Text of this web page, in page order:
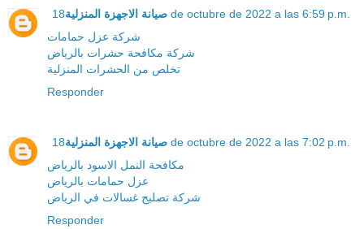
صيانة الاجهزة المنزلية 18 de octubre de 2022 a las 6:59 p.m.
شركة عزل حمامات
شركة مكافحة حشرات بالرياض
Responder
صيانة الاجهزة المنزلية 18 de octubre de 2022 a las 7:02 p.m.
مكافحة النمل الاسود بالرياض
عزل حمامات بالرياض
شركة تصليح غسالات في الرياض
Responder